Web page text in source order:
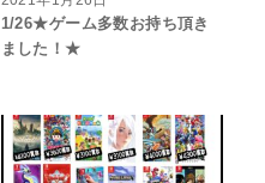
1/26★ゲーム多数お持ち頂き
ました！★